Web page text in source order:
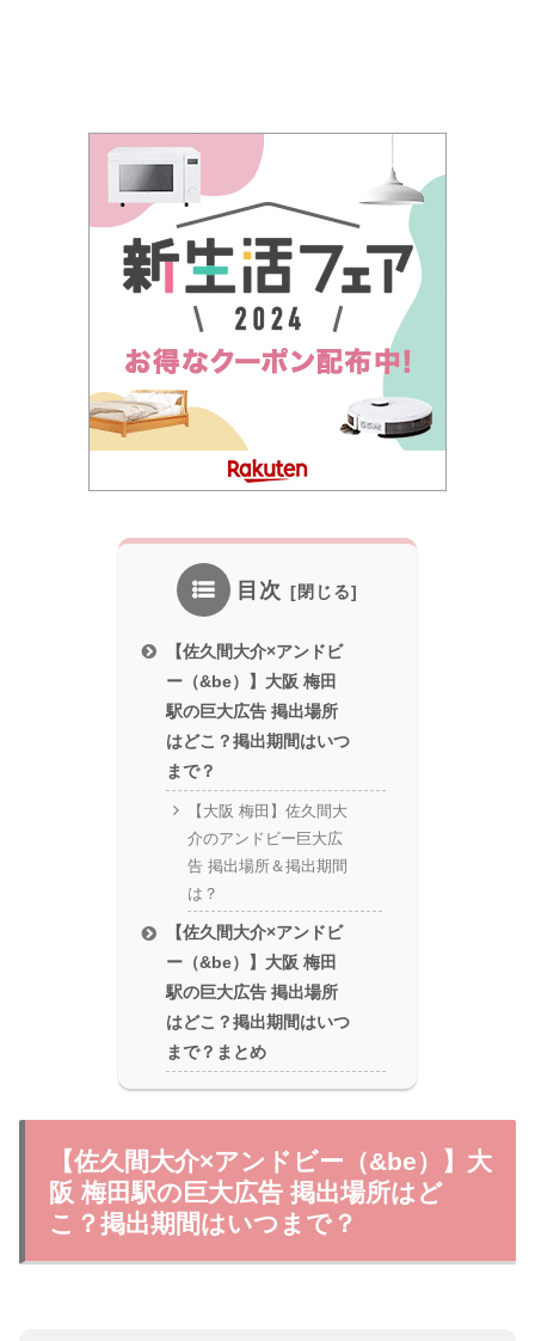
目次
【佐久間大介×アンドビ
ー（&be）】大阪 梅田
駅の巨大広告 掲出場所
はどこ？掲出期間はいつ
まで？
【大阪 梅田】佐久間大
介のアンドビー巨大広
告 掲出場所＆掲出期間
は？
【佐久間大介×アンドビ
ー（&be）】大阪 梅田
駅の巨大広告 掲出場所
はどこ？掲出期間はいつ
まで？まとめ
【佐久間大介×アンドビー（&be）】大
阪 梅田駅の巨大広告 掲出場所はど
こ？掲出期間はいつまで？